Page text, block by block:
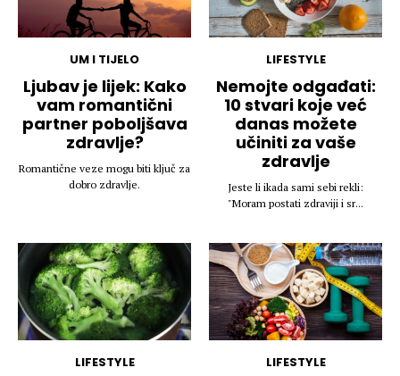
UM I TIJELO
Ljubav je lijek: Kako
vam romantični
partner poboljšava
zdravlje?
Romantične veze mogu biti ključ za
dobro zdravlje.
LIFESTYLE
Nemojte odgađati:
10 stvari koje već
danas možete
učiniti za vaše
zdravlje
Jeste li ikada sami sebi rekli:
"Moram postati zdraviji i sr...
LIFESTYLE LIFESTYLE